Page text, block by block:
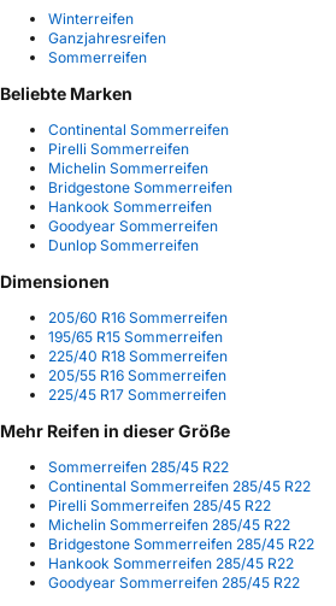
Winterreifen
Ganzjahresreifen
Sommerreifen
Beliebte Marken
Continental Sommerreifen
Pirelli Sommerreifen
Michelin Sommerreifen
Bridgestone Sommerreifen
Hankook Sommerreifen
Goodyear Sommerreifen
Dunlop Sommerreifen
Dimensionen
205/60 R16 Sommerreifen
195/65 R15 Sommerreifen
225/40 R18 Sommerreifen
205/55 R16 Sommerreifen
225/45 R17 Sommerreifen
Mehr Reifen in dieser Größe
Sommerreifen 285/45 R22
Continental Sommerreifen 285/45 R22
Pirelli Sommerreifen 285/45 R22
Michelin Sommerreifen 285/45 R22
Bridgestone Sommerreifen 285/45 R22
Hankook Sommerreifen 285/45 R22
Goodyear Sommerreifen 285/45 R22